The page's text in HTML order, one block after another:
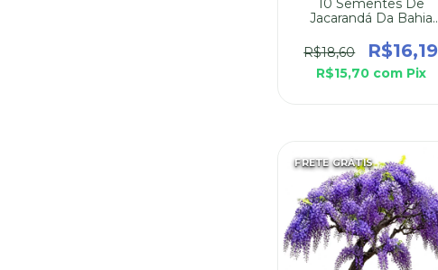
10 Sementes De
Jacarandá Da Bahia
R$18,60
R$16,19
R$15,70 com Pix
FRETE GRÁTIS